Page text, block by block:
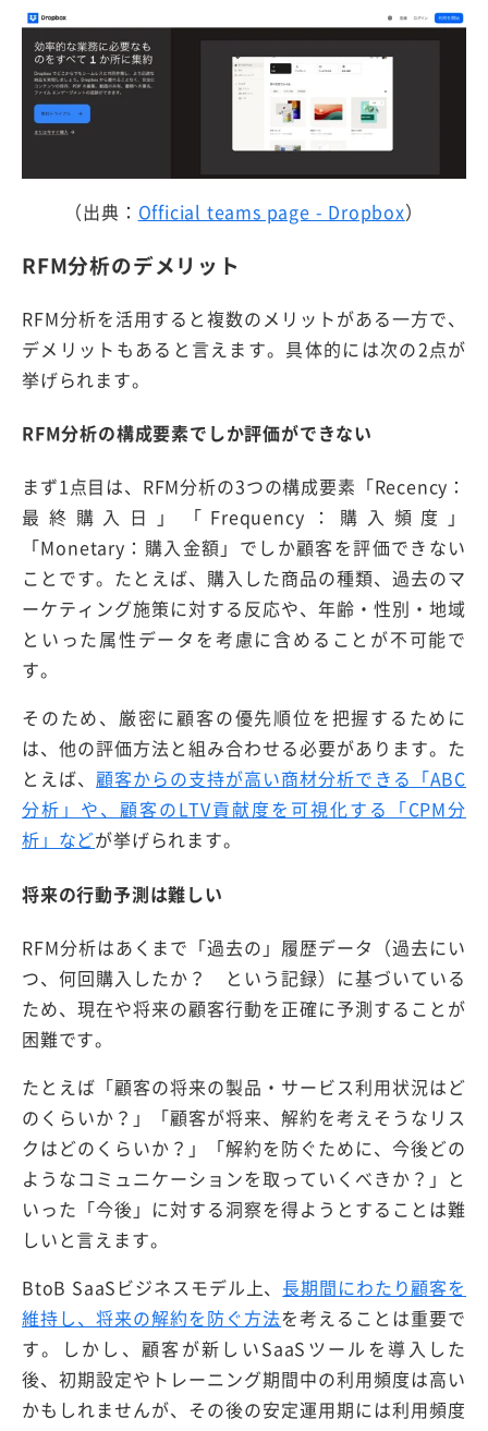
（出典： Official teams page - Dropbox）
RFM分析のデメリット
RFM分析を活用すると複数のメリットがある一方で、
デメリットもあると言えます。具体的には次の2点が
挙げられます。
RFM分析の構成要素でしか評価ができない
まず1点目は、RFM分析の3つの構成要素「Recency：
最終購入日」「Frequency：購入頻度」
「Monetary：購入金額」でしか顧客を評価できない
ことです。たとえば、購入した商品の種類、過去のマ
ーケティング施策に対する反応や、年齢・性別・地域
といった属性データを考慮に含めることが不可能で
す。
そのため、厳密に顧客の優先順位を把握するために
は、他の評価方法と組み合わせる必要があります。た
とえば、顧客からの支持が高い商材分析できる「ABC
分析」や、顧客のLTV貢献度を可視化する「CPM分
析」などが挙げられます。
将来の行動予測は難しい
RFM分析はあくまで「過去の」履歴データ（過去にい
つ、何回購入したか？ という記録）に基づいている
ため、現在や将来の顧客行動を正確に予測することが
困難です。
たとえば「顧客の将来の製品・サービス利用状況はど
のくらいか？」「顧客が将来、解約を考えそうなリス
クはどのくらいか？」「解約を防ぐために、今後どの
ようなコミュニケーションを取っていくべきか？」と
いった「今後」に対する洞察を得ようとすることは難
しいと言えます。
BtoB SaaSビジネスモデル上、 長期間にわたり顧客を
維持し、将来の解約を防ぐ方法を考えることは重要で
す。しかし、顧客が新しいSaaSツールを導入した
後、初期設定やトレーニング期間中の利用頻度は高い
かもしれませんが、その後の安定運用期には利用頻度